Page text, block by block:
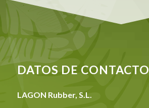
DATOS DE CONTACTO
LAGON Rubber, S.L.